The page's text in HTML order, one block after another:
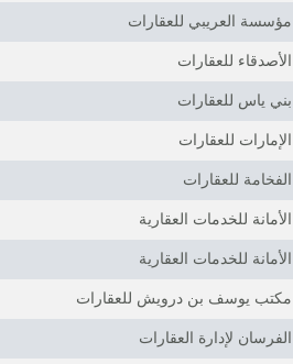
مؤسسة العريبي للعقارات
الأصدقاء للعقارات
بني ياس للعقارات
الإمارات للعقارات
الفخامة للعقارات
الأمانة للخدمات العقارية
الأمانة للخدمات العقارية
مكتب يوسف بن درويش للعقارات
الفرسان لإدارة العقارات